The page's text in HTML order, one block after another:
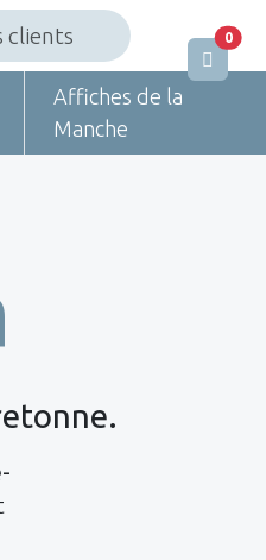
clients
Affiches de la
Manche
0